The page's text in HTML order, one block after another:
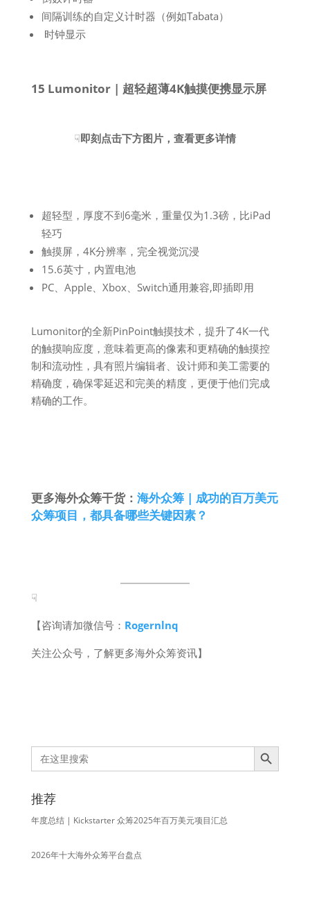
间隔训练的自定义计时器（例如Tabata）
时钟显示
15 Lumonitor | 超轻超薄4K触摸便携显示屏
☟即刻点击下方图片，查看更多详情
超轻型，厚度不到6毫米，重量仅为1.3磅，比iPad
轻巧
触摸屏，4K分辨率，完全视觉沉浸
15.6英寸，内置电池
PC、Apple、Xbox、Switch通用兼容,即插即用
Lumonitor的全新PinPoint触摸技术，提升了4K一代
的触摸响应度，意味着更高的像素和更精确的触摸控
制和流动性，具有照片编辑者、设计师和美工需要的
精确度，确保零延迟和完美的精度，更便于他们完成
精确的工作。
更多海外众筹干货： 海外众筹 | 成功的百万美元
众筹项目，都具备哪些关键因素？
☟
【咨询请加微信号： Rogernlnq
关注公众号，了解更多海外众筹资讯】
Search
for:
Search Button
推荐
年度总结 | Kickstarter 众筹2025年百万美元项目汇总
2026年十大海外众筹平台盘点